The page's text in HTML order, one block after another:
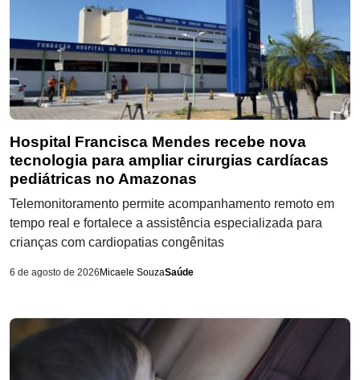
Hospital Francisca Mendes recebe nova
tecnologia para ampliar cirurgias cardíacas
pediátricas no Amazonas
Telemonitoramento permite acompanhamento remoto em
tempo real e fortalece a assistência especializada para
crianças com cardiopatias congênitas
6 de agosto de 2026 Micaele SouzaSaúde